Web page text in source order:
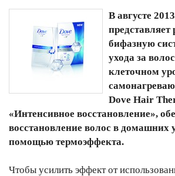
В августе
бифазную
ухода за
клеточном
Dove Hair
«Интенсивное восстановление»,
восстановление волос в домашних
помощью термоэффекта.
Чтобы усилить эффект от